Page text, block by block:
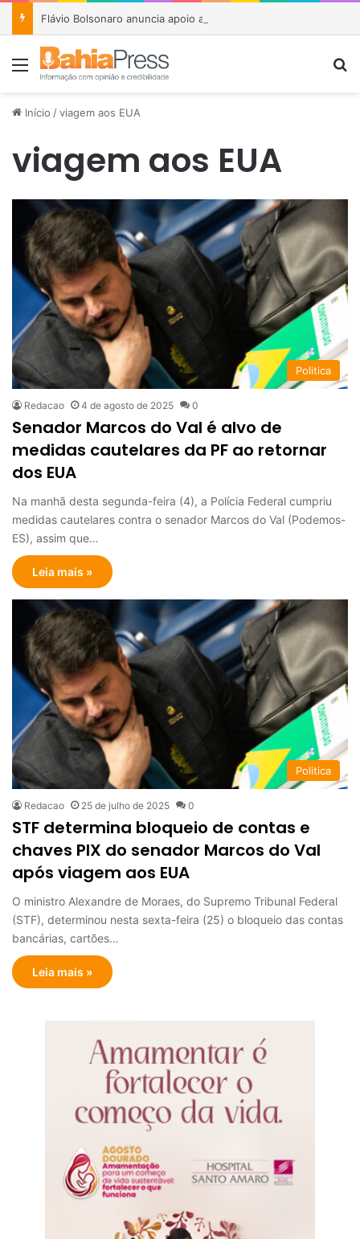
Menu
Início /viagem aos EUA
viagem aos EUA
Politica
Redacao 4 de agosto de 2025 0
Senador Marcos do Val é alvo de
medidas cautelares da PF ao retornar
dos EUA
Na manhã desta segunda-feira (4), a Polícia Federal cumpriu
medidas cautelares contra o senador Marcos do Val (Podemos-
ES), assim que…
Leia mais »
Politica
Redacao 25 de julho de 2025 0
STF determina bloqueio de contas e
chaves PIX do senador Marcos do Val
após viagem aos EUA
O ministro Alexandre de Moraes, do Supremo Tribunal Federal
(STF), determinou nesta sexta-feira (25) o bloqueio das contas
bancárias, cartões…
Leia mais »